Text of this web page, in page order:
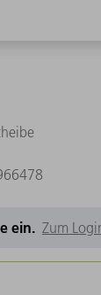
ein. Zum